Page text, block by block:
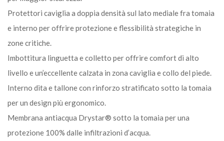
Protettori caviglia a doppia densità sul lato mediale fra tomaia
e interno per offrire protezione e flessibilità strategiche in
zone critiche.
Imbottitura linguetta e colletto per offrire comfort di alto
livello e un’eccellente calzata in zona caviglia e collo del piede.
Interno dita e tallone con rinforzo stratificato sotto la tomaia
per un design più ergonomico.
Membrana antiacqua Drystar® sotto la tomaia per una
protezione 100% dalle infiltrazioni d’acqua.